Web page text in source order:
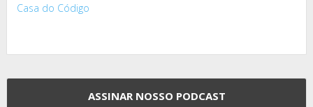
Casa do Código
ASSINAR NOSSO PODCAST